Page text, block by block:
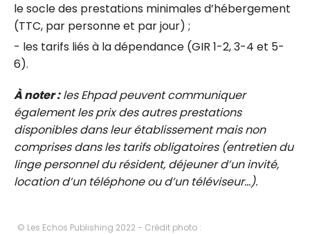
le socle des prestations minimales d’hébergement
(TTC, par personne et par jour) ;
- les tarifs liés à la dépendance (GIR 1-2, 3-4 et 5-
6).
À noter :les Ehpad peuvent communiquer
également les prix des autres prestations
disponibles dans leur établissement mais non
comprises dans les tarifs obligatoires (entretien du
linge personnel du résident, déjeuner d’un invité,
location d’un téléphone ou d’un téléviseur...).
© Les Echos Publishing 2022 - Crédit photo :